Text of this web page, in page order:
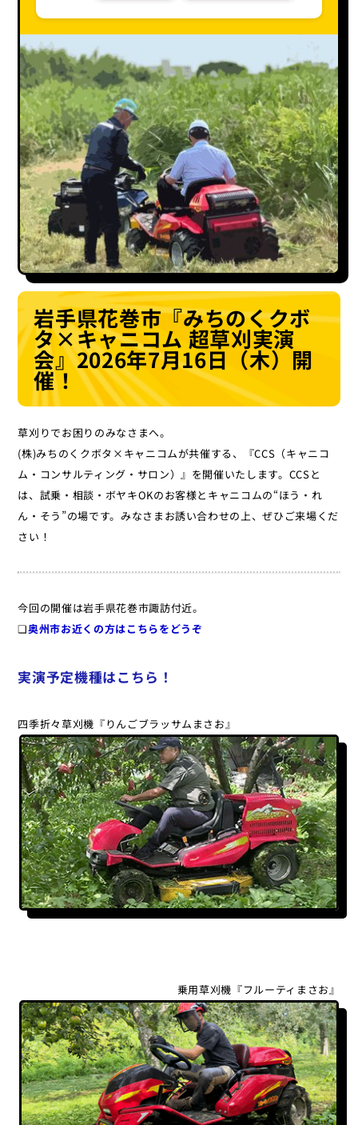
岩手県花巻市『みちのくクボ
タ×キャニコム 超草刈実演
会』2026年7月16日（木）開
催！
草刈りでお困りのみなさまへ。
(株)みちのくクボタ×キャニコムが共催する、『CCS（キャニコ
ム・コンサルティング・サロン）』を開催いたします。CCSと
は、試乗・相談・ボヤキOKのお客様とキャニコムの“ほう・れ
ん・そう”の場です。みなさまお誘い合わせの上、ぜひご来場くだ
さい！
今回の開催は岩手県花巻市諏訪付近。
❏奥州市お近くの方はこちらをどうぞ
実演予定機種はこちら！
四季折々草刈機『りんごブラッサムまさお』
乗用草刈機『フルーティまさお』